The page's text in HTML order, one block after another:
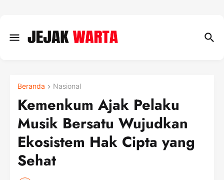
Beranda Nasional
Kemenkum Ajak Pelaku
Musik Bersatu Wujudkan
Ekosistem Hak Cipta yang
Sehat